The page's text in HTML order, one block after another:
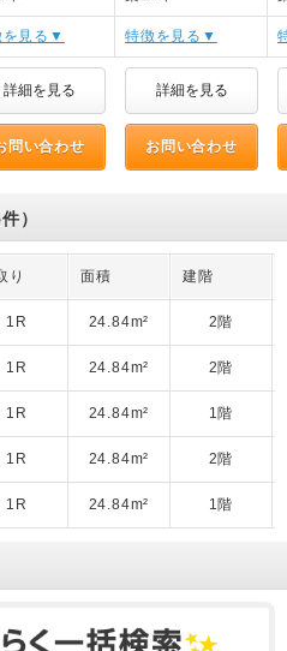
を見る▼ 特徴を見る▼
詳細を見る 詳細を見る
問い合わせ お問い合わせ
）
り 面積 建階
1R 24.84m² 2階
1R 24.84m² 2階
1R 24.84m² 1階
1R 24.84m² 2階
1R 24.84m² 1階